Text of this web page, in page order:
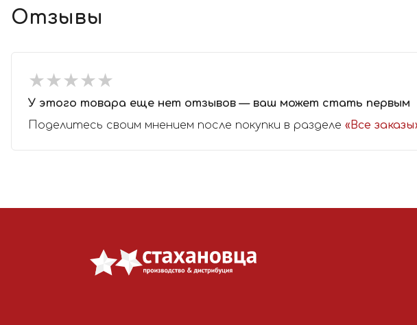
Отзывы
★★★★★
★★★★★
У этого товара еще нет отзывов — ваш может стать первым
Поделитесь своим мнением после покупки в разделе «Все